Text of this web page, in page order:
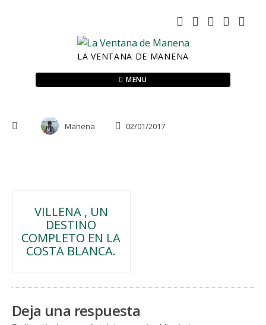
LA VENTANA DE MANENA
MENU
Manena 02/01/2017
Navegación
de
entradas
VILLENA , UN
DESTINO
COMPLETO EN LA
COSTA BLANCA.
Deja una respuesta